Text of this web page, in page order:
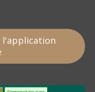
l'application